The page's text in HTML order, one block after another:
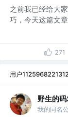
之前我已经给大
巧，今天这篇文
271
用户1125968221312
野生的